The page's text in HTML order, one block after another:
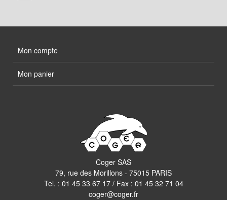
Mon compte
Mon panier
Coger SAS
79, rue des Morillons - 75015 PARIS
Tel. : 01 45 33 67 17/ Fax : 01 45 32 71 04
coger@coger.fr